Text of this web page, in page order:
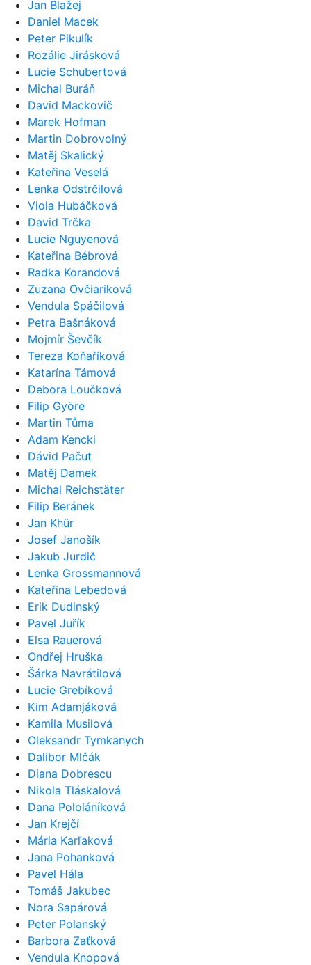
Jan Blažej
Daniel Macek
Peter Pikulík
Rozálie Jirásková
Lucie Schubertová
Michal Buráň
David Mackovič
Marek Hofman
Martin Dobrovolný
Matěj Skalický
Kateřina Veselá
Lenka Odstrčilová
Viola Hubáčková
David Trčka
Lucie Nguyenová
Kateřina Bébrová
Radka Korandová
Zuzana Ovčiariková
Vendula Spáčilová
Petra Bašnáková
Mojmír Ševčík
Tereza Koňaříková
Katarína Támová
Debora Loučková
Filip Györe
Martin Tůma
Adam Kencki
Dávid Pačut
Matěj Damek
Michal Reichstäter
Filip Beránek
Jan Khür
Josef Janošík
Jakub Jurdič
Lenka Grossmannová
Kateřina Lebedová
Erik Dudinský
Pavel Juřík
Elsa Rauerová
Ondřej Hruška
Šárka Navrátilová
Lucie Grebíková
Kim Adamjáková
Kamila Musilová
Oleksandr Tymkanych
Dalibor Mlčák
Diana Dobrescu
Nikola Tláskalová
Dana Pololáníková
Jan Krejčí
Mária Karľaková
Jana Pohanková
Pavel Hála
Tomáš Jakubec
Nora Sapárová
Peter Polanský
Barbora Zaťková
Vendula Knopová